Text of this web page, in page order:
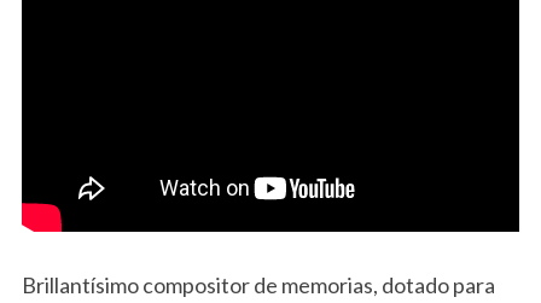
Brillantísimo compositor de memorias, dotado para